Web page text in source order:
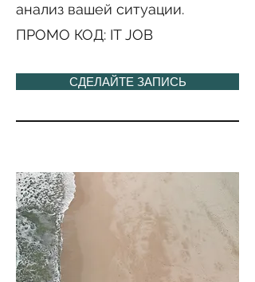
анализ вашей ситуации.
ПРОМО КОД: IT JOB
СДЕЛАЙТЕ ЗАПИСЬ